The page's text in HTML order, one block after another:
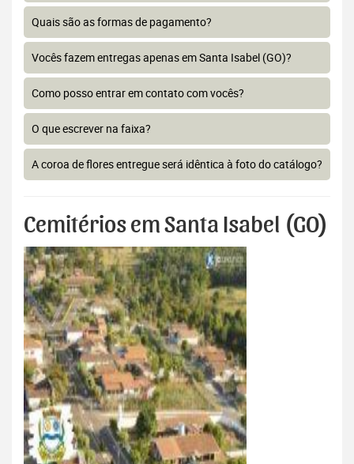
Quais são as formas de pagamento?
Vocês fazem entregas apenas em Santa Isabel (GO)?
Como posso entrar em contato com vocês?
O que escrever na faixa?
A coroa de flores entregue será idêntica à foto do catálogo?
Cemitérios em Santa Isabel (GO)